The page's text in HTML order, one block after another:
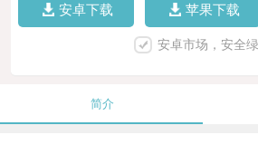
安卓下载 苹果下载
安卓市场，安全
简介